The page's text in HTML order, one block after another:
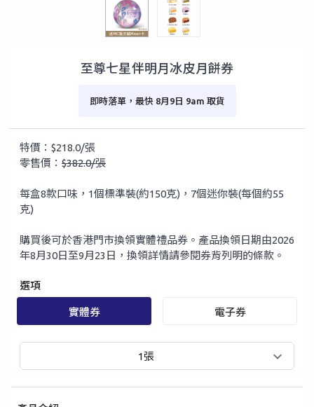
至尊七星伴明月冰皮月餅券
即時落單，最快 8月9日 9am 取貨
特價：$218.0/張
零售價： $382.0/張
每盒8款口味，1個標準裝(約150克)，7個迷你裝(每個約55
克)
購買後可於香港門市換領實體禮品券。產品換領日期由2026
年8月30日至9月23日，換領詳情請參閱券背列明的條款。
選項
實體券 電子券
1張